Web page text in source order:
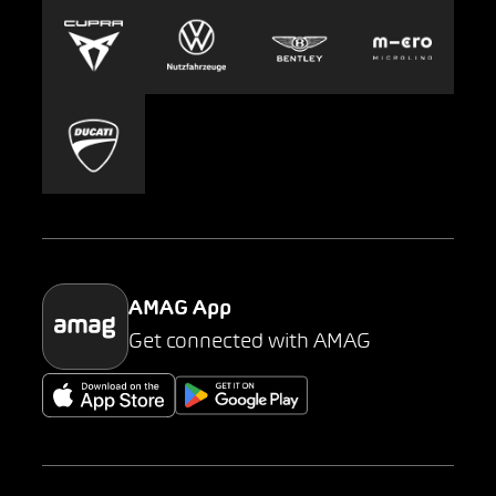
Europcar
Carsharing
Mobility-as-a-Service
Parking
Presse
AMAG App
Get connected with AMAG